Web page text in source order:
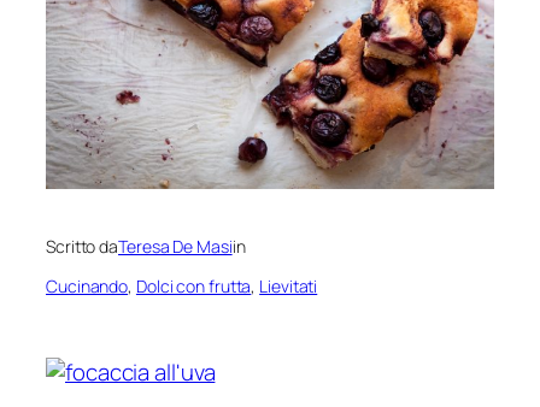
Scritto daTeresa De Masiin
Cucinando, Dolci con frutta, Lievitati